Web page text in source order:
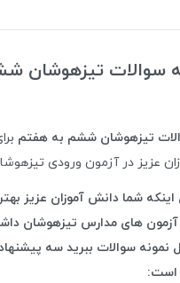
سوالات تیزهوشان
تیزهوشان ششم به هفتم
عزیز در آزمون ورودی
اینکه شما دانش آموزان عزیز
آزمون های مدارس تیزهوشان
نمونه سوالات ببرید سه
است: